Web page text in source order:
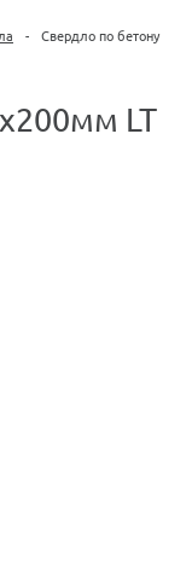
-
Свердло по бетону
LT